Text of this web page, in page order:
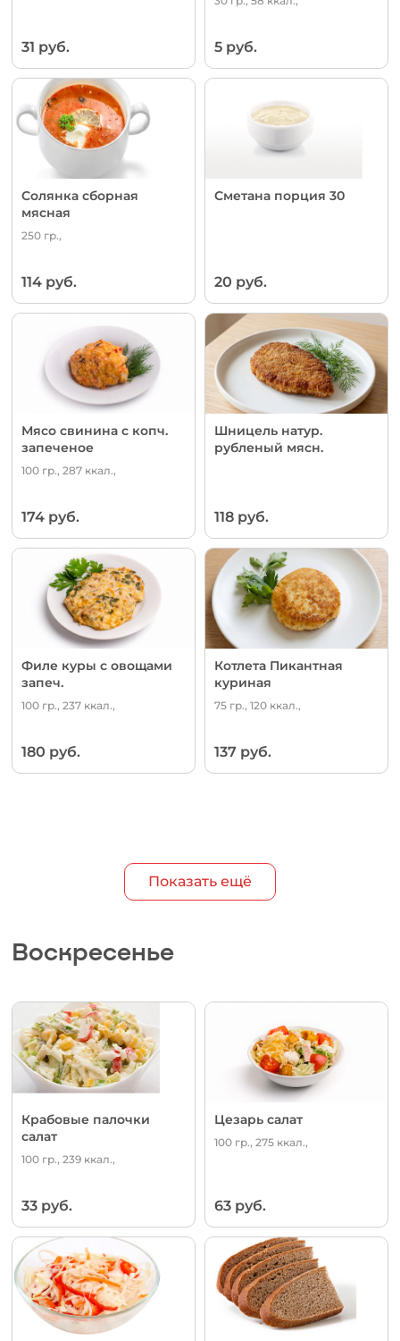
31 руб. 5 руб.
Солянка сборная
мясная
250 гр.,
114 руб.
Сметана порция 30
20 руб.
Мясо свинина с копч.
запеченое
100 гр., 287 ккал.,
174 руб.
Шницель натур.
рубленый мясн.
118 руб.
Филе куры с овощами
запеч.
100 гр., 237 ккал.,
180 руб.
Котлета Пикантная
куриная
75 гр., 120 ккал.,
137 руб.
Показать ещё
Воскресенье
Крабовые палочки
салат
100 гр., 239 ккал.,
33 руб.
Цезарь салат
100 гр., 275 ккал.,
63 руб.